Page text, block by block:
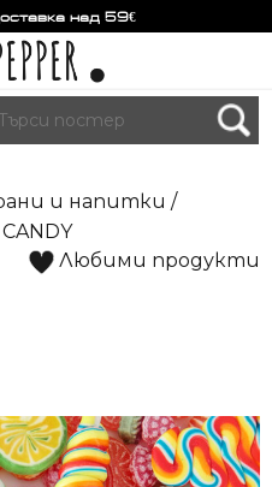
над 59€
и напитки /
Любими продукти